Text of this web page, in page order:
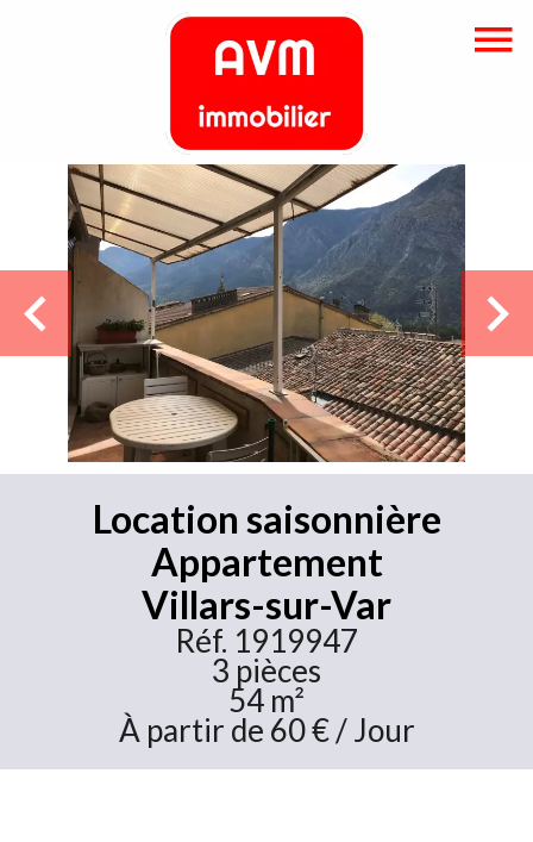
Location saisonnière
Appartement
Villars-sur-Var
Réf. 1919947
3 pièces
54 m²
À partir de 60 € / Jour